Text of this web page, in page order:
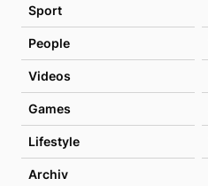
Sport
People
Videos
Games
Lifestyle
Archiv